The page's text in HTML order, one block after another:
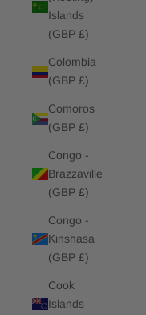
Islands
(GBP £)
Colombia
(GBP £)
Comoros
(GBP £)
Congo -
Brazzaville
(GBP £)
Congo -
Kinshasa
(GBP £)
Cook
Islands